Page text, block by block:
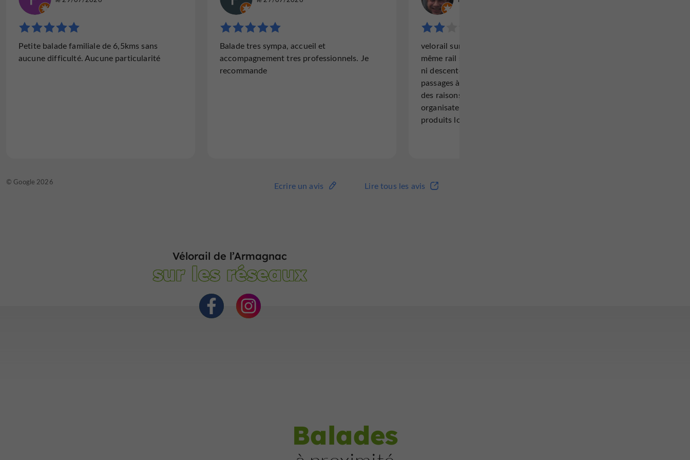
Petite balade familiale de 6,5kms sans
aucune difficulté. Aucune particularité
Balade tres sympa, accueil et
accompagnement tres professionnels. Je
recommande
velorail sur 6.5 km aller puis le retour sur le
même rail sur un parcours plat sans montée
ni descente ni tunnel mais beaucoup trop de
passages à niveau où il faut descendre pour
des raisons de sécurité. Merci aux
organisateurs pour la soirée dégustation de
produits locaux
Lire tous les avis
Ecrire un avis
© Google 2026
"Equipe au top !!"
Super matinée en famille expérience au top
!! Pour tous les âges et même nos amis les
"En cyclo draisine"
Belle découverte de la campagne gersoise
grâce au vélo rail. Balade sans effort, et le
plus souvent à l'ombre.
"Halloween au Velorail de l’Armagnac 👻"
Nous avons testé le vélorail de l’Armagnac
pour Halloween ! La balade sur les rails est
originale et même les enfants peuvent
pédaler ! Le tunnel de la peur au bout du
parcours était génial 🤩👻
Lire tous les avis
Ecrire un avis
© TripAdvisor 2026
Vélorail de l’Armagnac
sur les réseaux
Balades